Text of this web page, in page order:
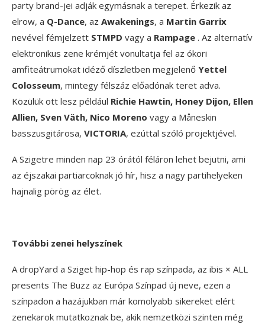
party brand-jei adják egymásnak a terepet. Érkezik az
elrow, a Q-Dance, az Awakenings, a Martin Garrix
nevével fémjelzett STMPD vagy a Rampage . Az alternatív
elektronikus zene krémjét vonultatja fel az ókori
amfiteátrumokat idéző díszletben megjelenő Yettel
Colosseum, mintegy félszáz előadónak teret adva.
Közülük ott lesz például Richie Hawtin, Honey Dijon, Ellen
Allien, Sven Väth, Nico Moreno vagy a Måneskin
basszusgitárosa, VICTORIA, ezúttal szóló projektjével.
A Szigetre minden nap 23 órától féláron lehet bejutni, ami
az éjszakai partiarcoknak jó hír, hisz a nagy partihelyeken
hajnalig pörög az élet.
További zenei helyszínek
A dropYard a Sziget hip-hop és rap színpada, az ibis × ALL
presents The Buzz az Európa Színpad új neve, ezen a
színpadon a hazájukban már komolyabb sikereket elért
zenekarok mutatkoznak be, akik nemzetközi szinten még